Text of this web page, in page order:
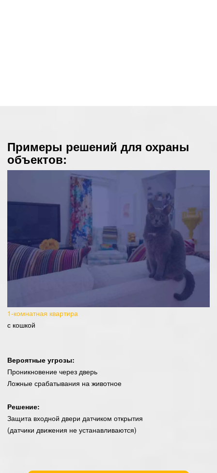
Примеры решений для охраны
объектов:
1-комнатная квартира
с кошкой
Вероятные угрозы:
Проникновение через дверь
Ложные срабатывания на животное
Решение:
Защита входной двери датчиком открытия
(датчики движения не устанавливаются)